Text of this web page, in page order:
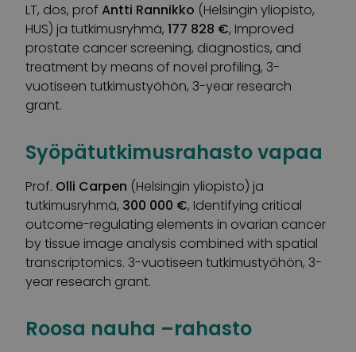
LT, dos, prof Antti Rannikko (Helsingin yliopisto,
HUS) ja tutkimusryhmä, 177 828 €, Improved
prostate cancer screening, diagnostics, and
treatment by means of novel profiling, 3-
vuotiseen tutkimustyöhön, 3-year research
grant.
Syöpätutkimusrahasto vapaa
Prof. Olli Carpen (Helsingin yliopisto) ja
tutkimusryhmä, 300 000 €, Identifying critical
outcome-regulating elements in ovarian cancer
by tissue image analysis combined with spatial
transcriptomics. 3-vuotiseen tutkimustyöhön, 3-
year research grant.
Roosa nauha –rahasto